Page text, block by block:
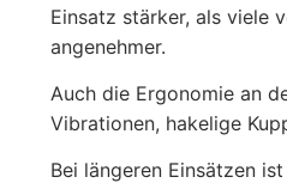
Einsatz stärker, als viele
angenehmer.
Auch die Ergonomie an
Vibrationen, hakelige
Bei längeren Einsätzen